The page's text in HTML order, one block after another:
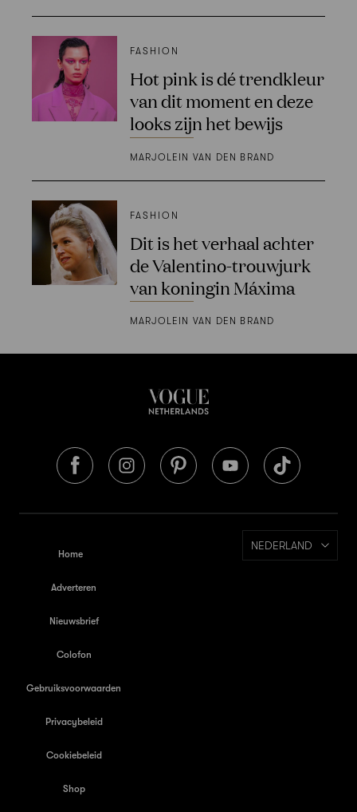
FASHION
Hot pink is dé trendkleur
van dit moment en deze
looks zijn het bewijs
MARJOLEIN VAN DEN BRAND
FASHION
Dit is het verhaal achter
de Valentino-trouwjurk
van koningin Máxima
MARJOLEIN VAN DEN BRAND
Home
Adverteren
Nieuwsbrief
Colofon
Gebruiksvoorwaarden
Privacybeleid
Cookiebeleid
Shop
NEDERLAND